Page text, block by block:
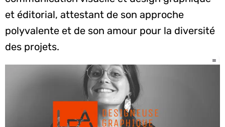
et éditorial, attestant de son approche
polyvalente et de son amour pour la diversité
des projets.